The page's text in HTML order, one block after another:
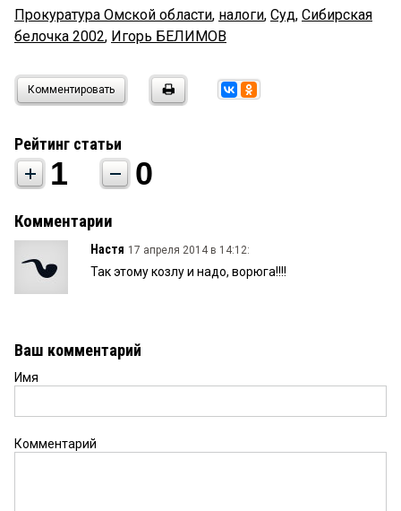
Прокуратура Омской области, налоги, Суд, Сибирская
белочка 2002, Игорь БЕЛИМОВ
Комментировать
Рейтинг статьи
1 0
Комментарии
Настя 17 апреля 2014 в 14:12:
Так этому козлу и надо, ворюга!!!!
Ваш комментарий
Имя
Комментарий